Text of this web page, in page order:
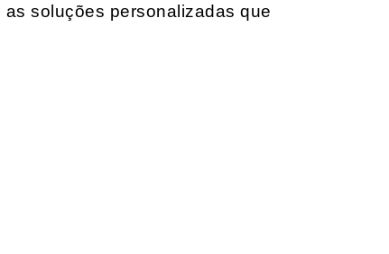
soluções personalizadas que